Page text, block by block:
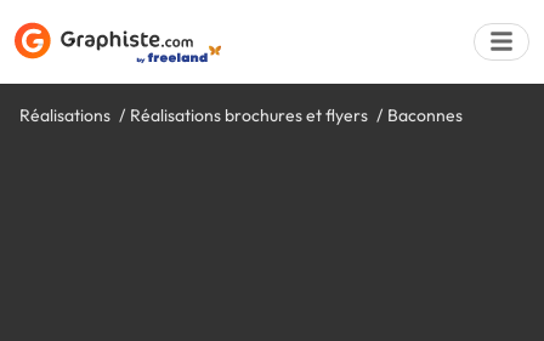
Réalisations Réalisations brochures et flyers Baconnes